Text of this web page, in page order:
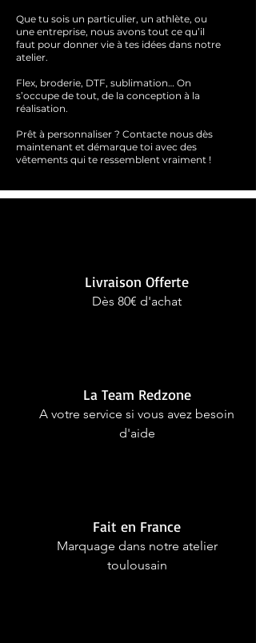
Que tu sois un particulier, un athlète, ou
une entreprise, nous avons tout ce qu’il
faut pour donner vie à tes idées dans notre
atelier.
Flex, broderie, DTF, sublimation… On
s’occupe de tout, de la conception à la
réalisation.
Prêt à personnaliser ? Contacte nous dès
maintenant et démarque toi avec des
vêtements qui te ressemblent vraiment !
Livraison Offerte
Dès 80€ d'achat
La Team Redzone
A votre service si vous avez besoin
d'aide
Fait en France
Marquage dans notre atelier
toulousain